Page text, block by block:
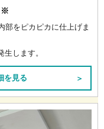
※
部をピカピカに仕上げま
します。
を見る ＞